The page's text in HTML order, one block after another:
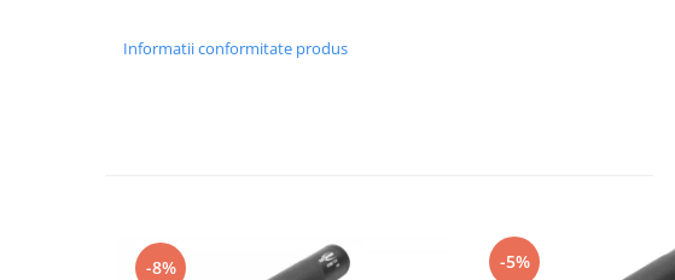
Informatii conformitate produs
-8% -5%